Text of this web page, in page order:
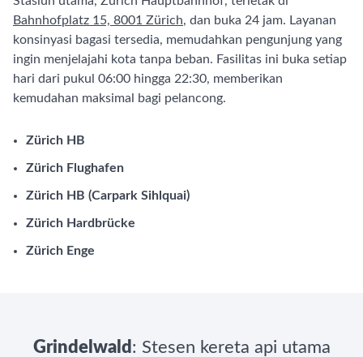
Bahnhofplatz 15, 8001 Zürich, dan buka 24 jam. Layanan
konsinyasi bagasi tersedia, memudahkan pengunjung yang
ingin menjelajahi kota tanpa beban. Fasilitas ini buka setiap
hari dari pukul 06:00 hingga 22:30, memberikan
kemudahan maksimal bagi pelancong.
Zürich HB
Zürich Flughafen
Zürich HB (Carpark Sihlquai)
Zürich Hardbrücke
Zürich Enge
Grindelwald : Stesen kereta api utama